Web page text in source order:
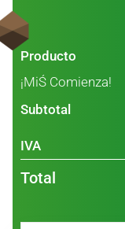
Producto
¡MiŚ Comienza!
Subtotal
IVA
Total